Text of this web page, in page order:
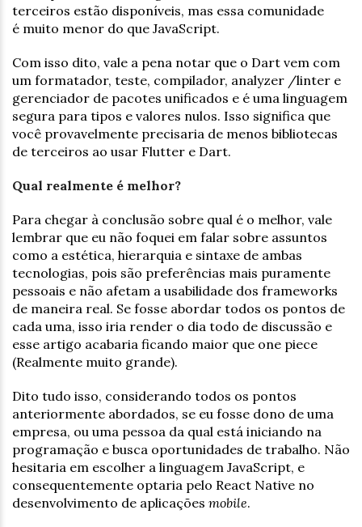
terceiros estão disponíveis, mas essa comunidade
é muito menor do que JavaScript.
Com isso dito, vale a pena notar que o Dart vem com
um formatador, teste, compilador, analyzer /linter e
gerenciador de pacotes unificados e é uma linguagem
segura para tipos e valores nulos. Isso significa que
você provavelmente precisaria de menos bibliotecas
de terceiros ao usar Flutter e Dart.
Qual realmente é melhor?
Para chegar à conclusão sobre qual é o melhor, vale
lembrar que eu não foquei em falar sobre assuntos
como a estética, hierarquia e sintaxe de ambas
tecnologias, pois são preferências mais puramente
pessoais e não afetam a usabilidade dos frameworks
de maneira real. Se fosse abordar todos os pontos de
cada uma, isso iria render o dia todo de discussão e
esse artigo acabaria ficando maior que one piece
(Realmente muito grande).
Dito tudo isso, considerando todos os pontos
anteriormente abordados, se eu fosse dono de uma
empresa, ou uma pessoa da qual está iniciando na
programação e busca oportunidades de trabalho. Não
hesitaria em escolher a linguagem JavaScript, e
consequentemente optaria pelo React Native no
desenvolvimento de aplicações mobile.